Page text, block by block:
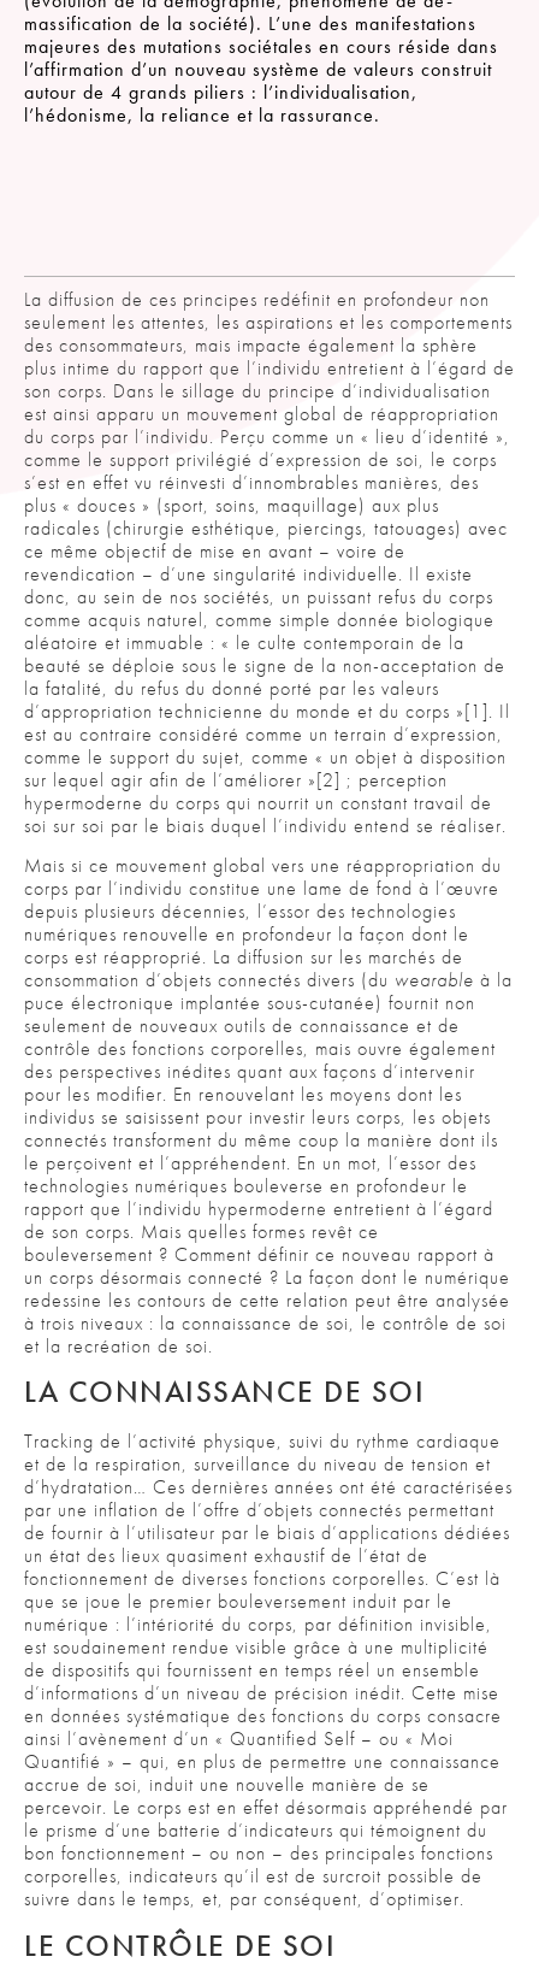
massification de la société). L’une des manifestations
majeures des mutations sociétales en cours réside dans
l’affirmation d’un nouveau système de valeurs construit
autour de 4 grands piliers : l’individualisation,
l’hédonisme, la reliance et la rassurance.
La diffusion de ces principes redéfinit en profondeur non
seulement les attentes, les aspirations et les comportements
des consommateurs, mais impacte également la sphère
plus intime du rapport que l’individu entretient à l’égard de
son corps. Dans le sillage du principe d’individualisation
est ainsi apparu un mouvement global de réappropriation
du corps par l’individu. Perçu comme un « lieu d’identité »,
comme le support privilégié d’expression de soi, le corps
s’est en effet vu réinvesti d’innombrables manières, des
plus « douces » (sport, soins, maquillage) aux plus
radicales (chirurgie esthétique, piercings, tatouages) avec
ce même objectif de mise en avant – voire de
revendication – d’une singularité individuelle. Il existe
donc, au sein de nos sociétés, un puissant refus du corps
comme acquis naturel, comme simple donnée biologique
aléatoire et immuable : « le culte contemporain de la
beauté se déploie sous le signe de la non-acceptation de
la fatalité, du refus du donné porté par les valeurs
d’appropriation technicienne du monde et du corps »[1]. Il
est au contraire considéré comme un terrain d’expression,
comme le support du sujet, comme « un objet à disposition
sur lequel agir afin de l’améliorer »[2] ; perception
hypermoderne du corps qui nourrit un constant travail de
soi sur soi par le biais duquel l’individu entend se réaliser.
Mais si ce mouvement global vers une réappropriation du
corps par l’individu constitue une lame de fond à l’œuvre
depuis plusieurs décennies, l’essor des technologies
numériques renouvelle en profondeur la façon dont le
corps est réapproprié. La diffusion sur les marchés de
consommation d’objets connectés divers (du wearable à la
puce électronique implantée sous-cutanée) fournit non
seulement de nouveaux outils de connaissance et de
contrôle des fonctions corporelles, mais ouvre également
des perspectives inédites quant aux façons d’intervenir
pour les modifier. En renouvelant les moyens dont les
individus se saisissent pour investir leurs corps, les objets
connectés transforment du même coup la manière dont ils
le perçoivent et l’appréhendent. En un mot, l’essor des
technologies numériques bouleverse en profondeur le
rapport que l’individu hypermoderne entretient à l’égard
de son corps. Mais quelles formes revêt ce
bouleversement ? Comment définir ce nouveau rapport à
un corps désormais connecté ? La façon dont le numérique
redessine les contours de cette relation peut être analysée
à trois niveaux : la connaissance de soi, le contrôle de soi
et la recréation de soi.
LA CONNAISSANCE DE SOI
Tracking de l’activité physique, suivi du rythme cardiaque
et de la respiration, surveillance du niveau de tension et
d’hydratation… Ces dernières années ont été caractérisées
par une inflation de l’offre d’objets connectés permettant
de fournir à l’utilisateur par le biais d’applications dédiées
un état des lieux quasiment exhaustif de l’état de
fonctionnement de diverses fonctions corporelles. C’est là
que se joue le premier bouleversement induit par le
numérique : l’intériorité du corps, par définition invisible,
est soudainement rendue visible grâce à une multiplicité
de dispositifs qui fournissent en temps réel un ensemble
d’informations d’un niveau de précision inédit. Cette mise
en données systématique des fonctions du corps consacre
ainsi l’avènement d’un « Quantified Self – ou « Moi
Quantifié » – qui, en plus de permettre une connaissance
accrue de soi, induit une nouvelle manière de se
percevoir. Le corps est en effet désormais appréhendé par
le prisme d’une batterie d’indicateurs qui témoignent du
bon fonctionnement – ou non – des principales fonctions
corporelles, indicateurs qu’il est de surcroit possible de
suivre dans le temps, et, par conséquent, d’optimiser.
LE CONTRÔLE DE SOI